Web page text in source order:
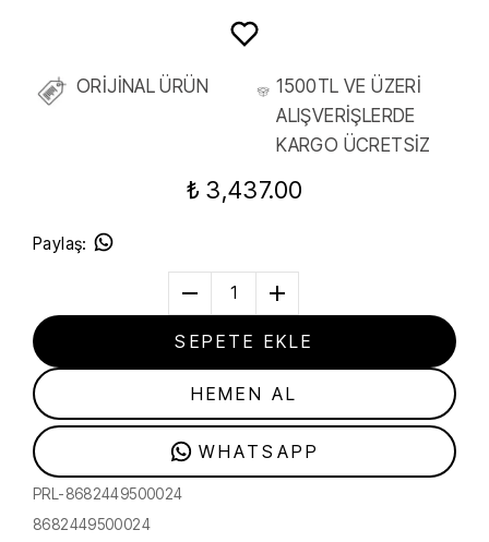
ORİJİNAL ÜRÜN
1500TL VE ÜZERİ
ALIŞVERİŞLERDE
KARGO ÜCRETSİZ
₺ 3,437.00
Paylaş:
1
SEPETE EKLE
HEMEN AL
WHATSAPP
PRL-8682449500024
8682449500024